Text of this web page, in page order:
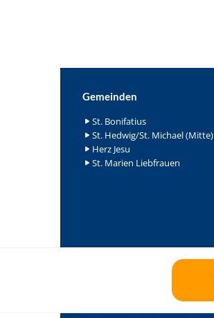
Gemeinden
St. Bonifatius
St. Hedwig/St. Michael (Mitte)
Herz Jesu
St. Marien Liebfrauen